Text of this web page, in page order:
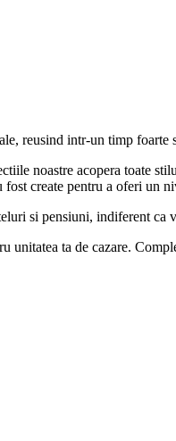
reusind intr-un timp
noastre acopera toate
fost create pentru a oferi un
si pensiuni, indiferent ca
unitatea ta de cazare.